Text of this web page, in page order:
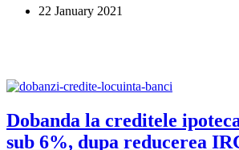
in
22 January 2021
Dobanda la creditele
sub 6%, dupa reducerea